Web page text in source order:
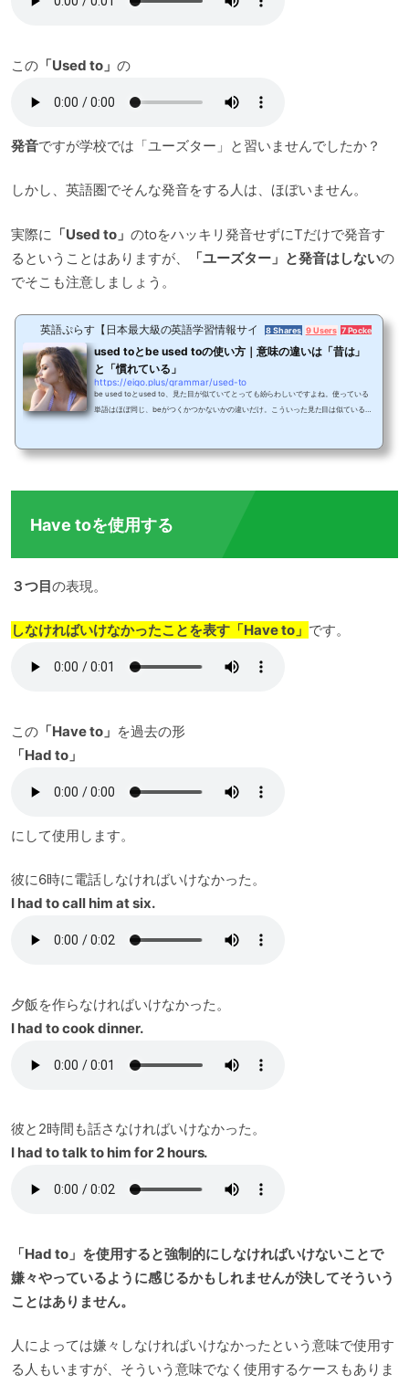
この「Used to」 の
発音ですが学校では「ユーズター」と習いませんでしたか？
しかし、英語圏でそんな発音をする人は、ほぼいません。
実際に 「Used to」 のtoをハッキリ発音せずにTだけで発音す
るということはありますが、
「ユーズター」と発音はしないの
でそこも注意しましょう。
英語ぷらす【日本最大級の英語学習情報サイト】8 Shares 9 Users 7 Pockets
used toとbe used toの使い方｜意味の違いは「昔は」
と「慣れている」
https://eigo.plus/grammar/used-to
be used toとused to、見た目が似ていてとっても紛らわしいですよね。使っている
単語はほぼ同じ、beがつくかつかないかの違いだけ。こういった見た目は似ているけ
ってしまいますよね。英語を母国語とするネイティブスピーカーにとっては当たり前
Have toを使用する
３つ目の表現。
しなければいけなかったことを表す「Have to」 です。
この「Have to」 を過去の形
「Had to」
にして使用します。
彼に6時に電話しなければいけなかった。
I had to call him at six.
夕飯を作らなければいけなかった。
I had to cook dinner.
彼と2時間も話さなければいけなかった。
I had to talk to him for 2 hours.
「Had to」を使用すると強制的にしなければいけないことで
嫌々やっているように感じるかもしれませんが決してそういう
ことはありません。
人によっては嫌々しなければいけなかったという意味で使用す
る人もいますが、そういう意味でなく使用するケースもありま